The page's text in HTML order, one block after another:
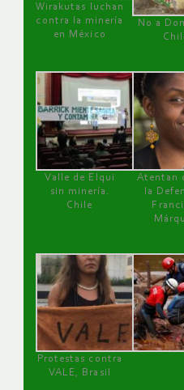
Wirakutas luchan
contra la minería
en México
No a
Valle de Elqui
sin minería.
Chile
Atentan
la
Protestas contra
VALE, Brasil